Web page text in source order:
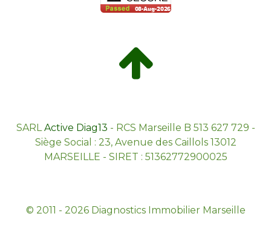
SARLActive Diag13 - RCS Marseille B 513 627 729 -
Siège Social : 23, Avenue des Caillols 13012
MARSEILLE - SIRET : 51362772900025
© 2011 - 2026 Diagnostics Immobilier Marseille